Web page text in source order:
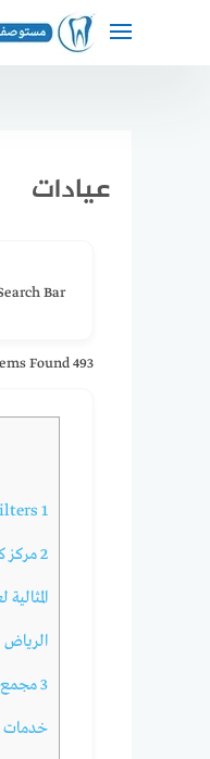
عيادات
Bar
493
1
2مركز
الرياض
3مجمع
خدمات